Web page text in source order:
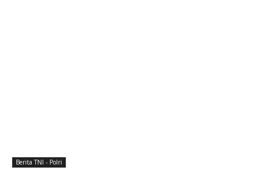
Berita TNI - Polri